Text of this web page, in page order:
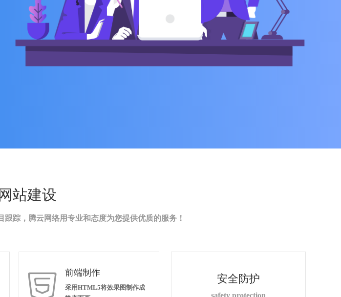
站建设
踪，腾云网络用专业和态度为您提供优质的服务！
 前端制作
采用HTML5将效果图制作成
安全防护
safety protection